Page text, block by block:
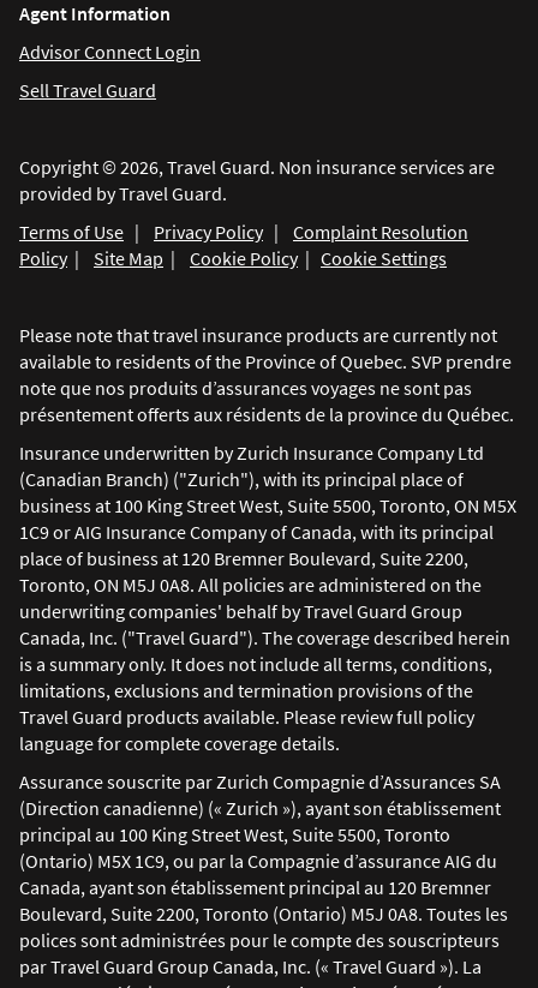
Agent Information
Advisor Connect Login
Sell Travel Guard
Copyright © 2026, Travel Guard. Non insurance services are
provided by Travel Guard.
Terms of Use | Privacy Policy| Complaint Resolution
Policy| Site Map | Cookie Policy| Cookie Settings
Please note that travel insurance products are currently not
available to residents of the Province of Quebec. SVP prendre
note que nos produits d’assurances voyages ne sont pas
présentement offerts aux résidents de la province du Québec.
Insurance underwritten by Zurich Insurance Company Ltd
(Canadian Branch) ("Zurich"), with its principal place of
business at 100 King Street West, Suite 5500, Toronto, ON M5X
1C9 or AIG Insurance Company of Canada, with its principal
place of business at 120 Bremner Boulevard, Suite 2200,
Toronto, ON M5J 0A8. All policies are administered on the
underwriting companies' behalf by Travel Guard Group
Canada, Inc. ("Travel Guard"). The coverage described herein
is a summary only. It does not include all terms, conditions,
limitations, exclusions and termination provisions of the
Travel Guard products available. Please review full policy
language for complete coverage details.
Assurance souscrite par Zurich Compagnie d’Assurances SA
(Direction canadienne) (« Zurich »), ayant son établissement
principal au 100 King Street West, Suite 5500, Toronto
(Ontario) M5X 1C9, ou par la Compagnie d’assurance AIG du
Canada, ayant son établissement principal au 120 Bremner
Boulevard, Suite 2200, Toronto (Ontario) M5J 0A8. Toutes les
polices sont administrées pour le compte des souscripteurs
par Travel Guard Group Canada, Inc. (« Travel Guard »). La